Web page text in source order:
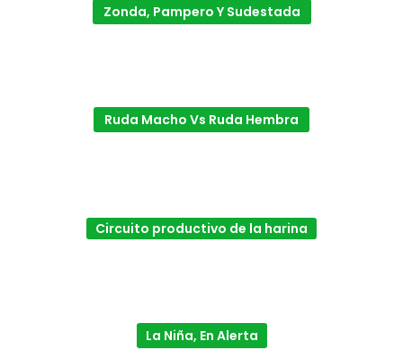
Zonda, Pampero Y Sudestada
Ruda Macho Vs Ruda Hembra
Circuito productivo de la harina
La Niña, En Alerta